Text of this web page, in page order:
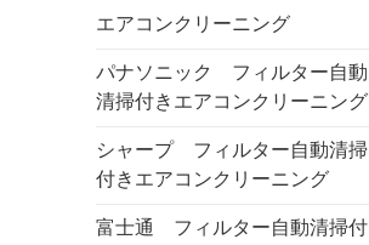
エアコンクリーニング
パナソニック フィルター自動
清掃付きエアコンクリーニング
シャープ フィルター自動清掃
付きエアコンクリーニング
富士通 フィルター自動清掃付